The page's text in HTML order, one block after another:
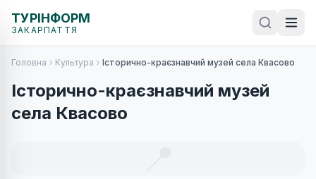
ТУРІНФОРМ
ЗАКАРПАТТЯ
Головна Культура Історично-краєзнавчий музей села Квасово
Історично-краєзнавчий музей
села Квасово